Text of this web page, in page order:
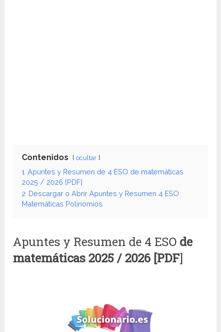
Contenidos ocultar
1 Apuntes y Resumen de 4 ESO de matemáticas
2025 / 2026 [PDF]
2 Descargar o Abrir Apuntes y Resumen 4 ESO
Matemáticas Polinomios
Apuntes y Resumen de 4 ESO de
matemáticas 2025 / 2026 [PDF]